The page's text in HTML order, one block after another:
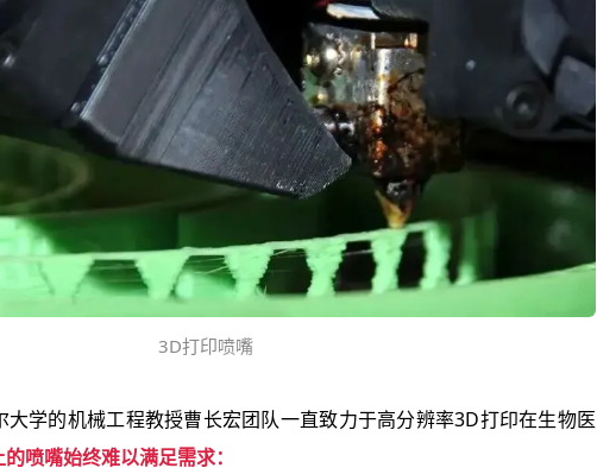
3D打印喷嘴
学的机械工程教授曹长宏团队一直致力于高分辨率3D打印在生物医
喷嘴始终难以满足需求：